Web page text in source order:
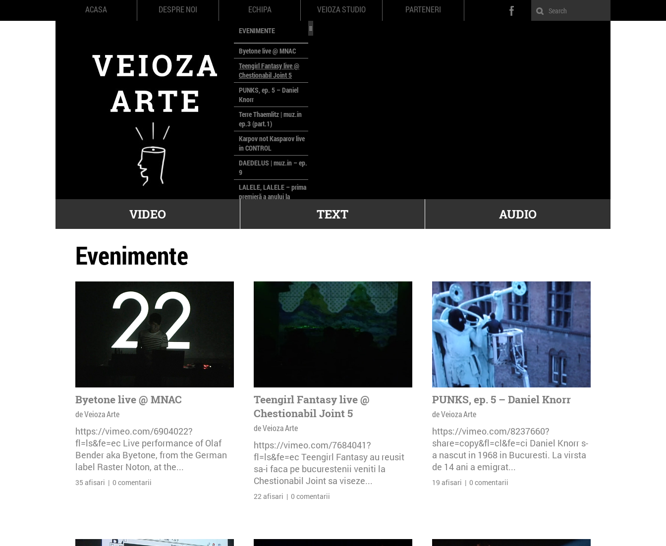
ACASA DESPRE NOI ECHIPA VEIOZA STUDIO PARTENERI
EVENIMENTE
Byetone live @ MNAC
Teengirl Fantasy live @
Chestionabil Joint 5
PUNKS, ep. 5 – Daniel
Knorr
Terre Thaemlitz | muz.in
ep.3 (part.1)
Karpov not Kasparov live
in CONTROL
DAEDELUS | muz.in – ep.
9
LALELE, LALELE – prima
premieră a anului la
poloneze la București
VIDEO TEXT AUDIO
Evenimente
Byetone live @ MNAC
de Veioza Arte
https://vimeo.com/6904022?
fl=ls&fe=ec Live performance of Olaf
Bender aka Byetone, from the German
label Raster Noton, at the...
35 afisari | 0 comentarii
Teengirl Fantasy live @
Chestionabil Joint 5
de Veioza Arte
https://vimeo.com/7684041?
fl=ls&fe=ec Teengirl Fantasy au reusit
sa-i faca pe bucurestenii veniti la
Chestionabil Joint sa viseze...
22 afisari | 0 comentarii
PUNKS, ep. 5 – Daniel Knorr
de Veioza Arte
https://vimeo.com/8237660?
share=copy&fl=cl&fe=ci Daniel Knorr s-
a nascut in 1968 in Bucuresti. La virsta
de 14 ani a emigrat...
19 afisari | 0 comentarii